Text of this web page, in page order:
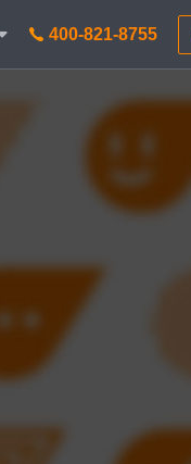
400-821-8755
定目标客户
低客诉率